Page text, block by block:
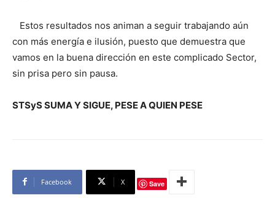
Estos resultados nos animan a seguir trabajando aún
con más energía e ilusión, puesto que demuestra que
vamos en la buena dirección en este complicado Sector,
sin prisa pero sin pausa.
STSyS SUMA Y SIGUE, PESE A QUIEN PESE
Facebook X Save